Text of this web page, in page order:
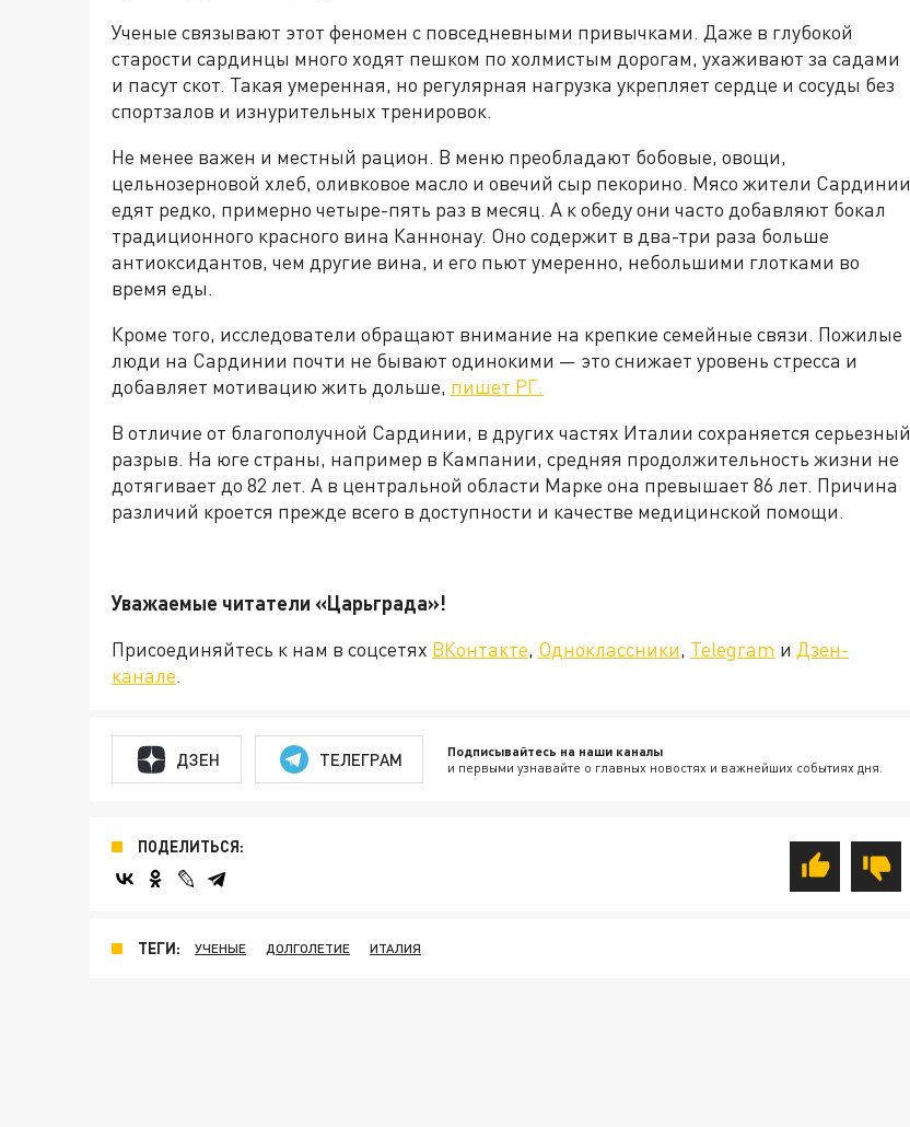
Ученые связывают этот феномен с повседневными привычками. Даже в глубокой
старости сардинцы много ходят пешком по холмистым дорогам, ухаживают за садами
и пасут скот. Такая умеренная, но регулярная нагрузка укрепляет сердце и сосуды без
спортзалов и изнурительных тренировок.
Не менее важен и местный рацион. В меню преобладают бобовые, овощи,
цельнозерновой хлеб, оливковое масло и овечий сыр пекорино. Мясо жители Сардинии
едят редко, примерно четыре-пять раз в месяц. А к обеду они часто добавляют бокал
традиционного красного вина Каннонау. Оно содержит в два-три раза больше
антиоксидантов, чем другие вина, и его пьют умеренно, небольшими глотками во
время еды.
Кроме того, исследователи обращают внимание на крепкие семейные связи. Пожилые
люди на Сардинии почти не бывают одинокими — это снижает уровень стресса и
добавляет мотивацию жить дольше, пишет РГ.
В отличие от благополучной Сардинии, в других частях Италии сохраняется серьезный
разрыв. На юге страны, например в Кампании, средняя продолжительность жизни не
дотягивает до 82 лет. А в центральной области Марке она превышает 86 лет. Причина
различий кроется прежде всего в доступности и качестве медицинской помощи.
Уважаемые читатели «Царьграда»!
Присоединяйтесь к нам в соцсетях ВКонтакте, Одноклассники, Telegram и Дзен-
канале.
ДЗЕН ТЕЛЕГРАМ Подписывайтесь на наши каналы
и первыми узнавайте о главных новостях и важнейших событиях дня.
ПОДЕЛИТЬСЯ:
ТЕГИ: УЧЕНЫЕ ДОЛГОЛЕТИЕ ИТАЛИЯ